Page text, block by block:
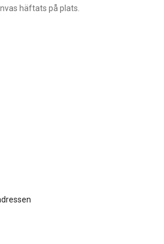
häftats på plats.